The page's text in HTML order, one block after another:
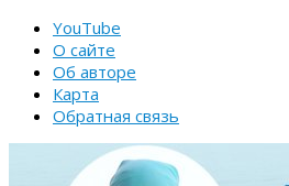
YouTube
О сайте
Об авторе
Карта
Обратная связь